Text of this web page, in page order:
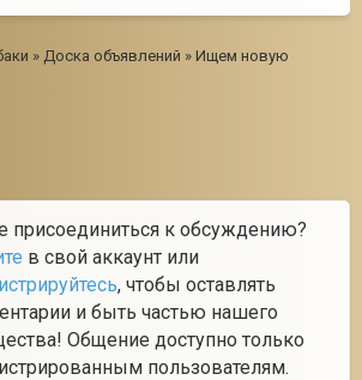
» Доска объявлений » Ищем новую
присоединиться к обсуждению?
в свой аккаунт или
, чтобы оставлять
и быть частью нашего
Общение доступно только
пользователям.